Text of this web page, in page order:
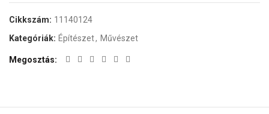
Cikkszám: 11140124
Kategóriák: Építészet, Művészet
Megosztás